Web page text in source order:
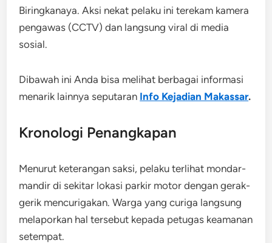
Biringkanaya. Aksi nekat pelaku ini terekam kamera
pengawas (CCTV) dan langsung viral di media
sosial.
Dibawah ini Anda bisa melihat berbagai informasi
menarik lainnya seputaran Info Kejadian Makassar.
Kronologi Penangkapan
Menurut keterangan saksi, pelaku terlihat mondar-
mandir di sekitar lokasi parkir motor dengan gerak-
gerik mencurigakan. Warga yang curiga langsung
melaporkan hal tersebut kepada petugas keamanan
setempat.